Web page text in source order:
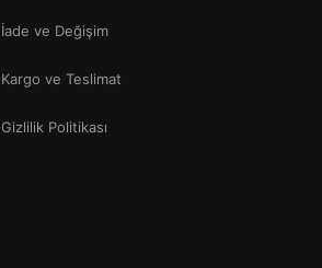
İade ve Değişim
Kargo ve Teslimat
Gizlilik Politikası